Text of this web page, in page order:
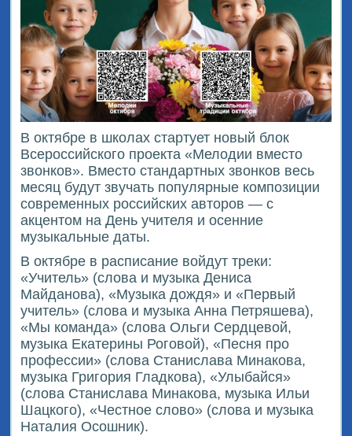
В октябре в школах стартует новый блок
Всероссийского проекта «Мелодии вместо
звонков». Вместо стандартных звонков весь
месяц будут звучать популярные композиции
современных российских авторов — с
акцентом на День учителя и осенние
музыкальные даты.
В октябре в расписание войдут треки:
«Учитель» (слова и музыка Дениса
Майданова), «Музыка дождя» и «Первый
учитель» (слова и музыка Анна Петряшева),
«Мы команда» (слова Ольги Сердцевой,
музыка Екатерины Роговой), «Песня про
профессии» (слова Станислава Минакова,
музыка Григория Гладкова), «Улыбайся»
(слова Станислава Минакова, музыка Ильи
Шацкого), «Честное слово» (слова и музыка
Наталия Осошник).